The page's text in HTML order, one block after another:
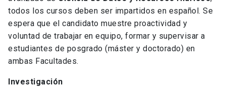
todos los cursos deben ser impartidos en español. Se
espera que el candidato muestre proactividad y
voluntad de trabajar en equipo, formar y supervisar a
estudiantes de posgrado (máster y doctorado) en
ambas Facultades.
Investigación